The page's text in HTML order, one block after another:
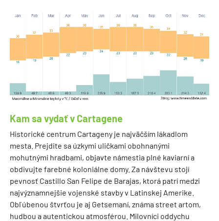
Kam sa vydať v Cartagene
Historické centrum Cartageny je najväčším lákadlom
mesta. Prejdite sa úzkymi uličkami obohnanými
mohutnými hradbami, objavte námestia plné kaviarní a
obdivujte farebné koloniálne domy. Za návštevu stojí
pevnosť Castillo San Felipe de Barajas, ktorá patrí medzi
najvýznamnejšie vojenské stavby v Latinskej Amerike.
Obľúbenou štvrťou je aj Getsemaní, známa street artom,
hudbou a autentickou atmosférou. Milovníci oddychu